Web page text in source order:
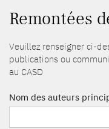
Remontées
Veuillez renseigner ci-
publications ou
au CASD
Nom des auteurs